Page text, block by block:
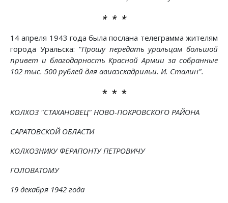
* * *
14 апреля 1943 года была послана телеграмма жителям
города Уральска: "Прошу передать уральцам большой
привет и благодарность Красной Армии за собранные
102 тыс. 500 рублей для авиаэскадрильи. И. Сталин".
* * *
КОЛХОЗ "СТАХАНОВЕЦ" НОВО-ПОКРОВСКОГО РАЙОНА
САРАТОВСКОЙ ОБЛАСТИ
КОЛХОЗНИКУ ФЕРАПОНТУ ПЕТРОВИЧУ
ГОЛОВАТОМУ
19 декабря 1942 года